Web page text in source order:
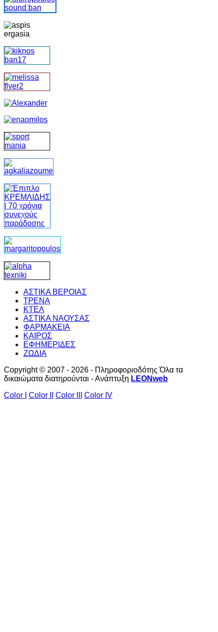
ΑΣΤΙΚΑ ΒΕΡΟΙΑΣ
ΤΡΕΝΑ
ΚΤΕΛ
ΑΣΤΙΚΑ ΝΑΟΥΣΑΣ
ΦΑΡΜΑΚΕΙΑ
ΚΑΙΡΟΣ
ΕΦΗΜΕΡΙΔΕΣ
ΖΩΔΙΑ
Copyright © 2007 - 2026 - Πληροφοριοδότης Όλα τα
δικαιώματα διατηρούνται - Ανάπτυξη LEONweb
Color I
Color II Color III Color IV